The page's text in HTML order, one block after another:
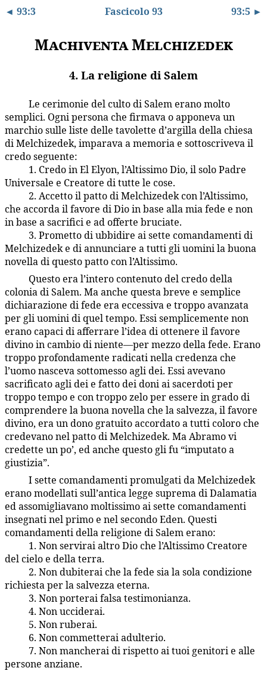
◄ 93:3 Fascicolo 93 93:5 ►
Machiventa Melchizedek
4. La religione di Salem
Le cerimonie del culto di Salem erano molto
semplici. Ogni persona che firmava o apponeva un
marchio sulle liste delle tavolette d’argilla della chiesa
di Melchizedek, imparava a memoria e sottoscriveva il
credo seguente:
1. Credo in El Elyon, l’Altissimo Dio, il solo Padre
Universale e Creatore di tutte le cose.
2. Accetto il patto di Melchizedek con l’Altissimo,
che accorda il favore di Dio in base alla mia fede e non
in base a sacrifici e ad offerte bruciate.
3. Prometto di ubbidire ai sette comandamenti di
Melchizedek e di annunciare a tutti gli uomini la buona
novella di questo patto con l’Altissimo.
Questo era l’intero contenuto del credo della
colonia di Salem. Ma anche questa breve e semplice
dichiarazione di fede era eccessiva e troppo avanzata
per gli uomini di quel tempo. Essi semplicemente non
erano capaci di afferrare l’idea di ottenere il favore
divino in cambio di niente—per mezzo della fede. Erano
troppo profondamente radicati nella credenza che
l’uomo nasceva sottomesso agli dei. Essi avevano
sacrificato agli dei e fatto dei doni ai sacerdoti per
troppo tempo e con troppo zelo per essere in grado di
comprendere la buona novella che la salvezza, il favore
divino, era un dono gratuito accordato a tutti coloro che
credevano nel patto di Melchizedek. Ma Abramo vi
credette un po’, ed anche questo gli fu “imputato a
giustizia”.
I sette comandamenti promulgati da Melchizedek
erano modellati sull’antica legge suprema di Dalamatia
ed assomigliavano moltissimo ai sette comandamenti
insegnati nel primo e nel secondo Eden. Questi
comandamenti della religione di Salem erano:
1. Non servirai altro Dio che l’Altissimo Creatore
del cielo e della terra.
2. Non dubiterai che la fede sia la sola condizione
richiesta per la salvezza eterna.
3. Non porterai falsa testimonianza.
93:4.104. Non ucciderai.
5. Non ruberai.
6. Non commetterai adulterio.
7. Non mancherai di rispetto ai tuoi genitori e alle
persone anziane.